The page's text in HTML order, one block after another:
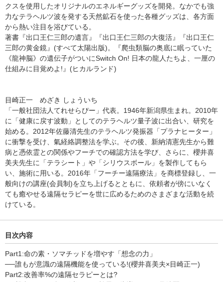
クスを使用したオリジナルのエネルギーグッズを開発。なかでも強
力なテラヘルツ波を発する天然鉱石を使った各種グッズは、各方面
から熱い注目を浴びている。
著書『出口王仁三郎の遺言』『出口王仁三郎の大復活』『出口王仁
三郎の黄金鏡』(すべて太陽出版)。『爬虫類脳の奥底に眠っていた
《龍神脳》の遺伝子がついにSwitch On! 日本の龍人たちよ、一厘の
仕組みに目覚めよ!』(ヒカルランド)
目崎正一 めざき しょういち
「一般社団法人てれせらぴー」代表。1946年新潟県生まれ。2010年
に「健康に戻す波動」としてのテラヘルツ量子波に出合い、研究を
始める。2012年佐藤清先生のテラヘルツ発振器「プラナヒーター」
に衝撃を受け、氣経絡調整法を学ぶ。その後、新納清憲先生から難
病と憑依霊との関係やフーチでの確認方法を学び、さらに、櫻井喜
美夫先生に「テラシート」や「シリウスボール」を製作してもら
い、施術に用いる。2016年「フーチー遠隔療法」を商標登録し、一
般向けの講座(会員制)を立ち上げるとともに、依頼者が傍にいなく
ても癒やせる遠隔セラピーを世に広めるためのさまざまな活動を続
けている。
目次内容
Part1:命の素・ソマチッドを増やす「想念の力」
──誰もが意識の遠隔機能を使っている!(櫻井喜美夫×目崎正一)
Part2:改善率%の遠隔セラピーとは?